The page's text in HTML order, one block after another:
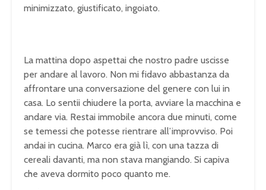
minimizzato, giustificato, ingoiato.
La mattina dopo aspettai che nostro padre uscisse
per andare al lavoro. Non mi fidavo abbastanza da
affrontare una conversazione del genere con lui in
casa. Lo sentii chiudere la porta, avviare la macchina e
andare via. Restai immobile ancora due minuti, come
se temessi che potesse rientrare all’improvviso. Poi
andai in cucina. Marco era già lì, con una tazza di
cereali davanti, ma non stava mangiando. Si capiva
che aveva dormito poco quanto me.